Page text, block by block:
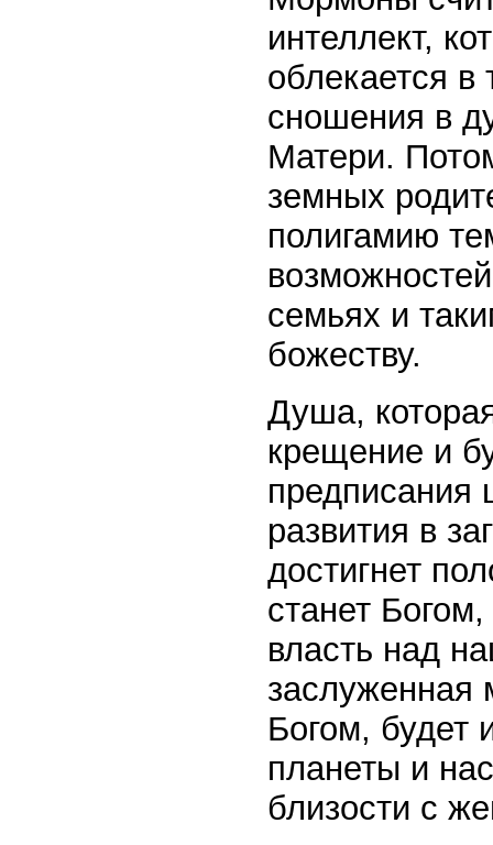
интеллект,
облекается в
сношения в
Матери.
земных
полигамию
семьях и
божеству.
Душа,
крещение и
предписания
развития в
достигнет
станет
власть над
заслуженная
Богом, будет
планеты и
близости с